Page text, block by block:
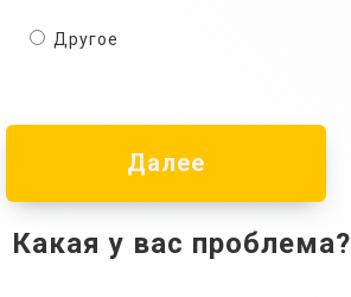
Другое
Далее
Какая у вас проблема?